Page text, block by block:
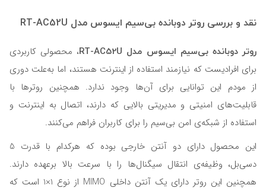
نقد و بررسی روتر دوبانده بی‌سیم ایسوس مدل RT-AC52U
روتر دوبانده بی‌سیم ایسوس مدل RT-AC52U
، محصولی کاربردی
برای افرادیست که نیازمند استفاده از اینترنت هستند، اما به‌علت دوری
از مودم این توانایی برای آن‌ها وجود ندارد. همچنین روترها با
قابلیت‌های امنیتی و مدیریتی بالایی که دارند، اتصال به اینترنت و
استفاده از شبکه‌ی امن بی‌‎‎سیم را برای کاربران فراهم می‌کنند.
دسی‌بل، وظیفه‌ی انتقال سیگنال‌ها را با سرعت بالا برعهده دارند.
همچنین این روتر دارای یک آنتن داخلی MIMO از نوع 1×1 است که